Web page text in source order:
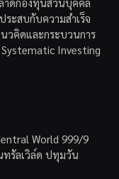
ะสบกับความสำเร็จ
วคิดและกระบวนการ
Investing
World 999/9
ทรัลเวิล์ด ปทุมวัน